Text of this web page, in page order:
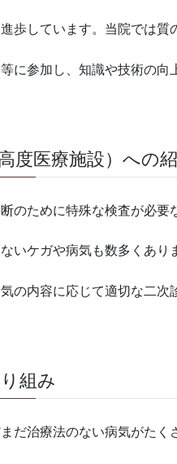
歩しています。当院では質
に参加し、知識や技術の向
度医療施設）への
のために特殊な検査が必要
いケガや病気も数多くあり
の内容に応じて適切な二次
組み
だ治療法のない病気がたく